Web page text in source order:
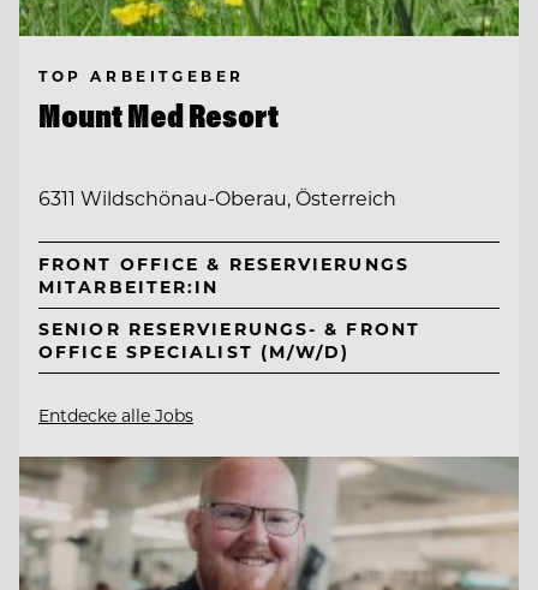
TOP ARBEITGEBER
Mount Med Resort
6311 Wildschönau-Oberau, Österreich
FRONT OFFICE & RESERVIERUNGS
MITARBEITER:IN
SENIOR RESERVIERUNGS- & FRONT
OFFICE SPECIALIST (M/W/D)
Entdecke alle Jobs